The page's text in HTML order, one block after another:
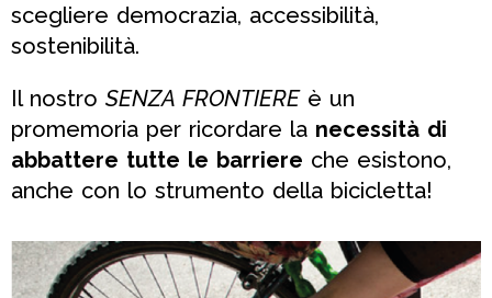
scegliere democrazia, accessibilità,
sostenibilità.
Il nostro SENZA FRONTIEREè un
promemoria per ricordare la necessità di
abbattere tutte le barriere che esistono,
anche con lo strumento della bicicletta!